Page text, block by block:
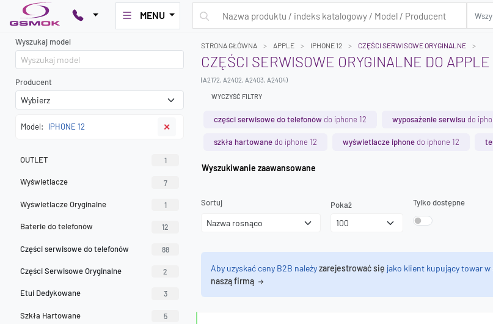
MENU
Wyszukaj model
Producent
Model: IPHONE 12 ✕
OUTLET 1
Wyświetlacze 7
Wyświetlacze Oryginalne 1
Baterie do telefonów 12
Części serwisowe do telefonów 88
Części Serwisowe Oryginalne 2
Etui Dedykowane 3
Szkła Hartowane 5
STRONA GŁÓWNA APPLE IPHONE 12 CZĘŚCI SERWISOWE ORYGINALNE
CZĘŚCI SERWISOWE ORYGINALNE DO APPLE
(A2172, A2402, A2403, A2404)
WYCZYŚĆ FILTRY
części serwisowe do telefonów do iphone 12 wyposażenie serwisu do
szkła hartowane do iphone 12 wyświetlacze iphone do iphone 12
Wyszukiwanie zaawansowane
Sortuj Pokaż Tylko dostępne
Aby uzyskać ceny B2B należyzarejestrować się jako klient kupujący towar w
naszą firmą